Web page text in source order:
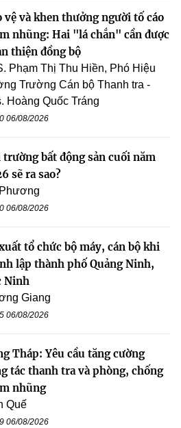
vệ và khen thưởng người tố cáo
nhũng: Hai "lá chắn" cần được
thiện đồng bộ
Phạm Thị Thu Hiền, Phó Hiệu
Trường Cán bộ Thanh tra -
Hoàng Quốc Tráng
06/08/2026
bất động sản cuối năm
sẽ ra sao?
06/08/2026
tổ chức bộ máy, cán bộ khi
lập thành phố Quảng Ninh,
Ninh
Giang
06/08/2026
Tháp: Yêu cầu tăng cường
tác thanh tra và phòng, chống
nhũng
Quế
06/08/2026